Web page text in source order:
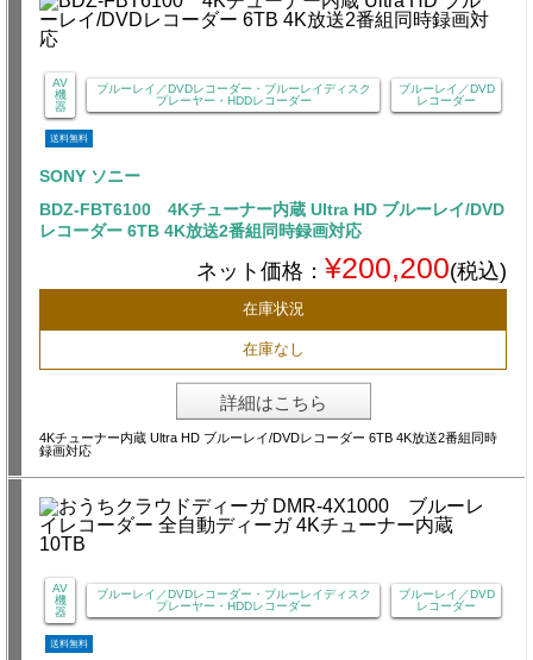
AV
機
器
ブルーレイ／DVDレコーダー・ブルーレイディスク
プレーヤー・HDDレコーダー
ブルーレイ／DVD
レコーダー
送料無料
SONY ソニー
BDZ-FBT6100 4Kチューナー内蔵 Ultra HD ブルーレイ/DVD
レコーダー 6TB 4K放送2番組同時録画対応
ネット価格： ¥200,200(税込)
在庫状況
在庫なし
詳細はこちら
4Kチューナー内蔵 Ultra HD ブルーレイ/DVDレコーダー 6TB 4K放送2番組同時
録画対応
AV
機
器
ブルーレイ／DVDレコーダー・ブルーレイディスク
プレーヤー・HDDレコーダー
ブルーレイ／DVD
レコーダー
送料無料